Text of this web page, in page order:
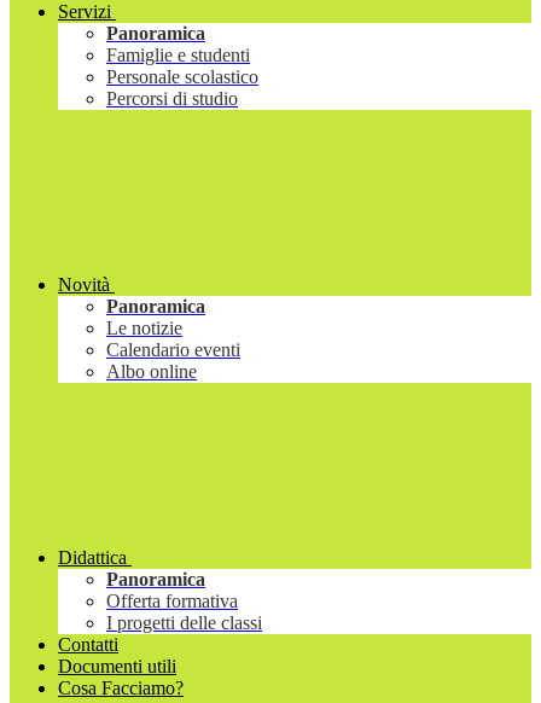
Servizi
Panoramica
Famiglie e studenti
Personale scolastico
Percorsi di studio
Novità
Panoramica
Le notizie
Calendario eventi
Albo online
Didattica
Panoramica
Offerta formativa
I progetti delle classi
Contatti
Documenti utili
Cosa Facciamo?